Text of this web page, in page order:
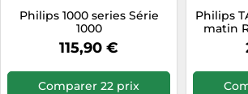
Philips 1000 series Série
1000
115,90 €
Comparer 22 prix
Philips
matin